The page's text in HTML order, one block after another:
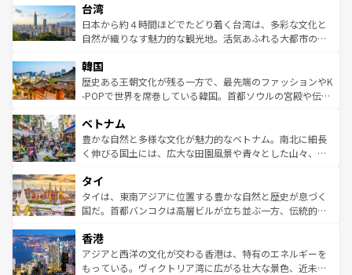
ならではの贅沢な旅のスタイルだ。 なお、新着のアメリカ
情報はコンテンツ一覧を参照してほしい。
れるおもてなしの心で訪れる人々を迎えてくれるハワイの
人々、おいしいローカルフードやハワイアンミュージッ
ク、伝統的なフラダンスなど、すべてがハワイの魅力を彩
ワイを、存分に味わってほしい。 なお、新着のハワイ情報
はコンテンツ一覧を参照してほしい。
リアリーフや大陸中央部にそびえるウルル（エアーズロッ
ク）、タスマニアの美しい原生林やケアンズの熱帯雨林な
ど、見どころがたくさん。また、カフェやワイン、オージ
いる。アクティビティも充実しており、サーフィンやダイ
ビング、ハイキングなど、アウトドア好きにはたまらな
い。オーストラリアの多彩な魅力を存分に味わいつくそ
参照してほしい。
台湾
日本から約４時間ほどでたどり着く台湾は、多彩な文化と
自然が織りなす魅力的な観光地。活気あふれる大都市の台
ン）、静ひつな山岳地帯である台湾東部など、都市の喧騒
と山間の静けさが共存しており、訪れる人に新しい発見と
驚きをもたらしてくれる。また、奥深い台湾の食文化も魅
容にもいいと評判のスイーツなど、バラエティ豊かな料理
が味わえる。 なお、新着の台湾情報は コンテンツ一覧を参
照してほしい。
韓国
歴史ある王朝文化が残る一方で、最先端のファッションやK
-POPで世界を席巻している韓国。首都ソウルの宮殿や伝統
き、地方に足を延ばせば四季折々の自然美を楽しむことが
できる。そして、キムチや焼肉、絶品のストリートフード
まで、さまざまな韓国料理が待っている。夜には、韓国な
リティに包まれながら、韓国の多彩な魅力を心ゆくまで味
わってみてほしい。 なお、新着の韓国情報はコンテンツ一
覧を参照してほしい。
ベトナム
豊かな自然と多様な文化が魅力的なベトナム。南北に細長
く伸びる国土には、広大な田園風景や青々とした山々、世
急速な発展と共に伝統が息づく。ハノイの古い町並みやホ
ーチミン市のフランス統治時代の建物も、独特の雰囲気を
醸し出している。また、バラエティの豊かさとおいしさで
とつ。フォーやバインミー、ベトナムコーヒーなどは、ぜ
ひ現地で味わいたい。どの地域を訪れてもあたたかい人々
が旅行者を迎えてくれるので、きっと忘れられない旅にな
タイ
タイは、東南アジアに位置する豊かな自然と歴史が息づく
国だ。首都バンコクは高層ビルが立ち並ぶ一方、伝統的な
の活気が交差している。北部ではチェンマイなどの山岳地
帯で自然と触れ合い、南部ではプーケットやクラビの美し
いビーチでリゾート気分を楽しむことができる。タイ料理
香港
アジアと西洋の文化が交わる香港は、特有のエネルギーを
もっている。ヴィクトリア湾に広がる壮大な景色、近未来